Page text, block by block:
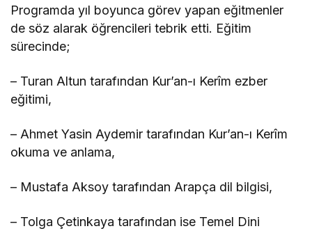
Programda yıl boyunca görev yapan eğitmenler
de söz alarak öğrencileri tebrik etti. Eğitim
sürecinde;
– Turan Altun tarafından Kur’an-ı Kerîm ezber
eğitimi,
– Ahmet Yasin Aydemir tarafından Kur’an-ı Kerîm
okuma ve anlama,
– Mustafa Aksoy tarafından Arapça dil bilgisi,
– Tolga Çetinkaya tarafından ise Temel Dini